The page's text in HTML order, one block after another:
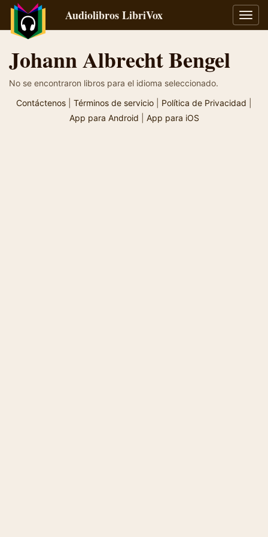
Audiolibros LibriVox
Johann Albrecht Bengel
No se encontraron libros para el idioma seleccionado.
Contáctenos
Términos de servicio Política de Privacidad
App para Android
App para iOS